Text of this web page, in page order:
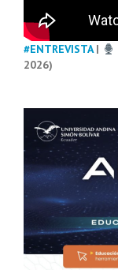
#ENTREVISTA|
2026)